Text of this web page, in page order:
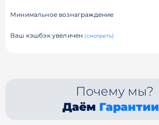
Минимальное вознаграждение
Ваш кэшбэк увеличен (смотреть)
Почему мы?
Даём Гарантии